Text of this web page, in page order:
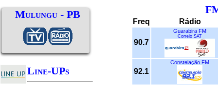
Mulungu - PB
Line-UPs
Freq Rádio
90.7
Guarabira FM
Correio SAT
92.1
Constelação FM